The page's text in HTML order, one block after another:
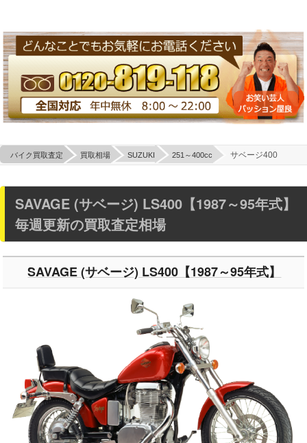
バイク買取査定 買取相場 SUZUKI 251～400cc サベージ400
SAVAGE (サベージ) LS400【1987～95年式】
毎週更新の買取査定相場
SAVAGE (サベージ) LS400【1987～95年式】